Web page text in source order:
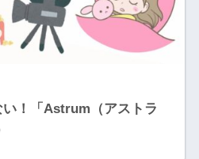
！「Astrum（アストラ